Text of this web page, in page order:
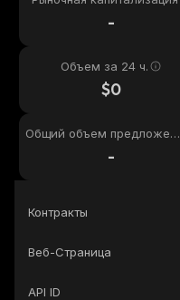
-
Объем за 24 ч.
$0
Общий объем предложени
-
Контракты
Веб-Страница
API ID